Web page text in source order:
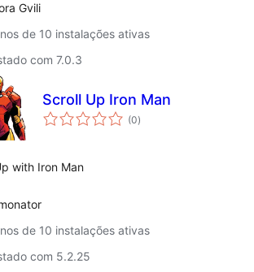
Gvili
de 10 instalações ativas
com 7.0.3
Scroll Up Iron Man
(0avaliações
totais
)
with Iron Man
de 10 instalações ativas
com 5.2.25